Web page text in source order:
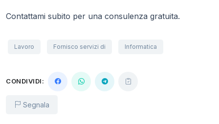
Contattami subito per una consulenza gratuita.
Lavoro Fornisco servizi di Informatica
CONDIVIDI:
Segnala